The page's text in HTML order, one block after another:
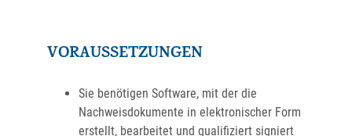
VORAUSSETZUNGEN
Sie benötigen Software, mit der die
Nachweisdokumente in elektronischer Form
erstellt, bearbeitet und qualifiziert signiert